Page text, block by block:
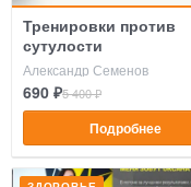
Тренировки против
сутулости
Александр Семенов
690 ₽5 400 ₽
Подробнее